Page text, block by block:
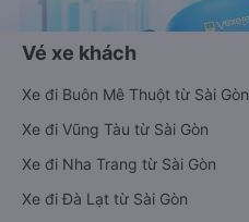
Vé xe khách
Xe đi Buôn Mê Thuột từ Sài Gòn
Xe đi Vũng Tàu từ Sài Gòn
Xe đi Nha Trang từ Sài Gòn
Xe đi Đà Lạt từ Sài Gòn